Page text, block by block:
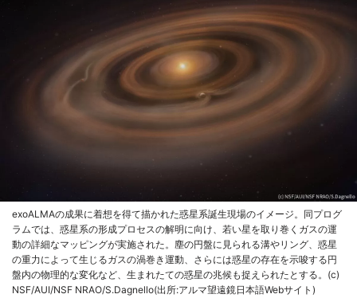
exoALMAの成果に着想を得て描かれた惑星系誕生現場のイメージ。同プログ
ラムでは、惑星系の形成プロセスの解明に向け、若い星を取り巻くガスの運
動の詳細なマッピングが実施された。塵の円盤に見られる溝やリング、惑星
の重力によって生じるガスの渦巻き運動、さらには惑星の存在を示唆する円
盤内の物理的な変化など、生まれたての惑星の兆候も捉えられたとする。(c)
NSF/AUI/NSF NRAO/S.Dagnello(出所:アルマ望遠鏡日本語Webサイト)